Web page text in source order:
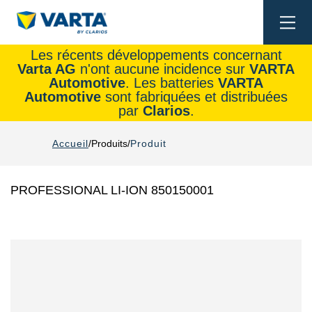
Les récents développements concernant
Varta AG n'ont aucune incidence sur VARTA
Automotive. Les batteries VARTA
Automotive sont fabriquées et distribuées
par Clarios.
Accueil Produits Produit
PROFESSIONAL LI-ION 850150001